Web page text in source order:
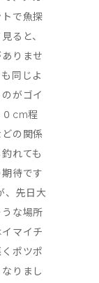
で魚探
ると、
りませ
同じよ
がゴイ
０cm程
の関係
れても
待です
、先日大
な場所
マイチ
ポツポ
りまし